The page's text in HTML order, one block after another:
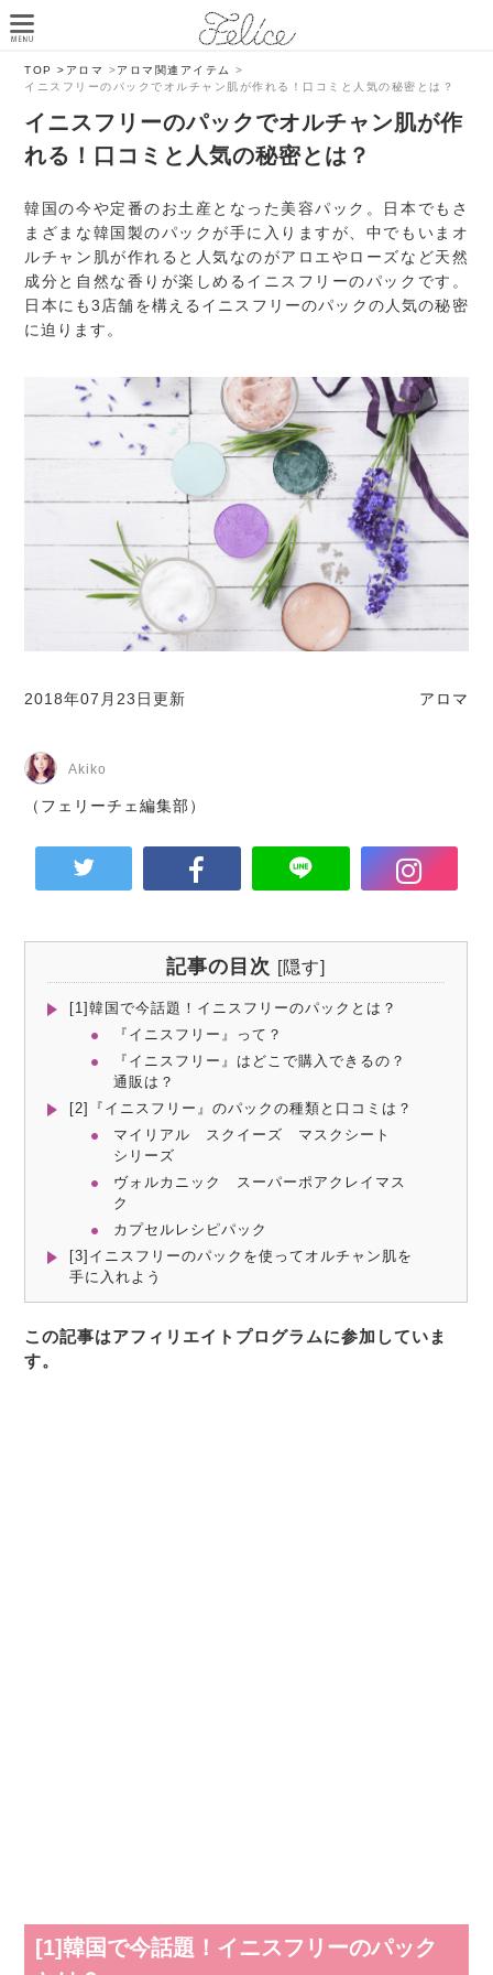
TOP > アロマ >アロマ関連アイテム
>
イニスフリーのパックでオルチャン肌が作れる！口コミと人気の秘密とは？
イニスフリーのパックでオルチャン肌が作
れる！口コミと人気の秘密とは？
韓国の今や定番のお土産となった美容パック。日本でもさ
まざまな韓国製のパックが手に入りますが、中でもいまオ
ルチャン肌が作れると人気なのがアロエやローズなど天然
成分と自然な香りが楽しめるイニスフリーのパックです。
日本にも3店舗を構えるイニスフリーのパックの人気の秘密
に迫ります。
2018年07月23日更新 アロマ
Akiko
（フェリーチェ編集部）
記事の目次 [隠す]
[1]韓国で今話題！イニスフリーのパックとは？
『イニスフリー』って？
『イニスフリー』はどこで購入できるの？
通販は？
[2]『イニスフリー』のパックの種類と口コミは？
マイリアル スクイーズ マスクシート
シリーズ
ヴォルカニック スーパーポアクレイマス
ク
カプセルレシピパック
[3]イニスフリーのパックを使ってオルチャン肌を
手に入れよう
この記事はアフィリエイトプログラムに参加していま
す。
[1]韓国で今話題！イニスフリーのパック